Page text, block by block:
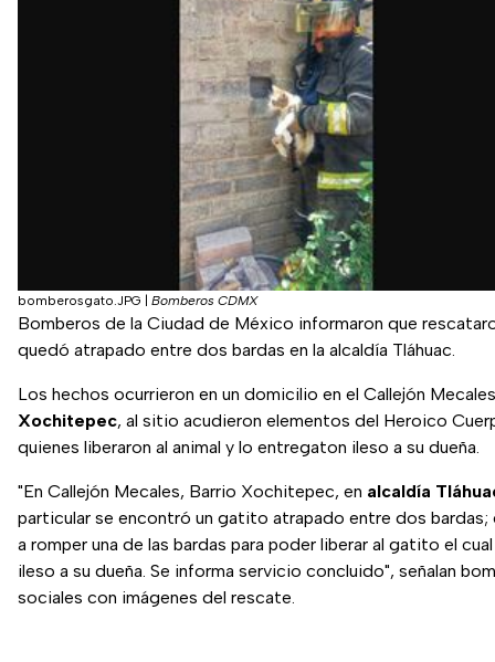
bomberosgato.JPG Bomberos CDMX
Bomberos de la Ciudad de México informaron que
quedó atrapado entre dos bardas en la alcaldía Tláhuac.
Los hechos ocurrieron en un domicilio en el Callejón
Xochitepec, al sitio acudieron elementos del Heroico
quienes liberaron al animal y lo entregaton ileso a su dueña.
"En Callejón Mecales, Barrio Xochitepec, en alcaldía
particular se encontró un gatito atrapado entre dos
a romper una de las bardas para poder liberar al gatito el
ileso a su dueña. Se informa servicio concluido", señalan
sociales con imágenes del rescate.